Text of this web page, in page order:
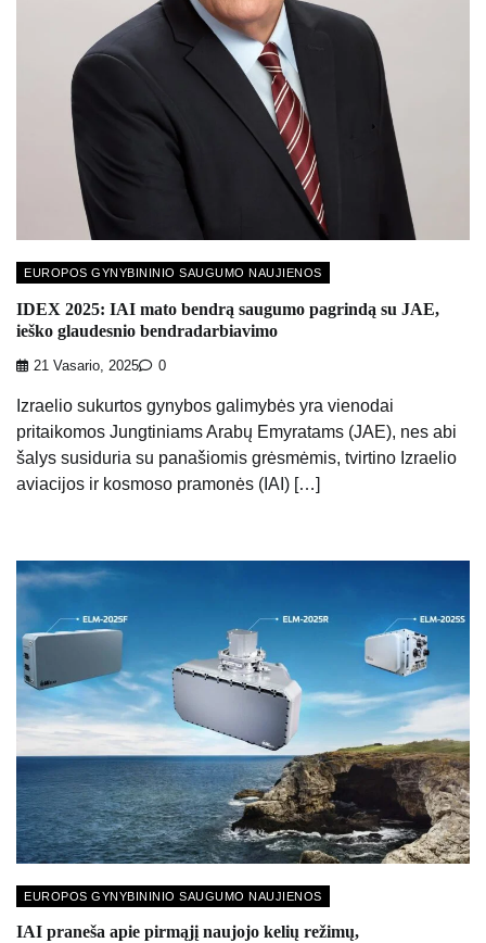
EUROPOS GYNYBININIO SAUGUMO NAUJIENOS
IDEX 2025: IAI mato bendrą saugumo pagrindą su JAE,
ieško glaudesnio bendradarbiavimo
21 Vasario, 2025 0
Izraelio sukurtos gynybos galimybės yra vienodai
pritaikomos Jungtiniams Arabų Emyratams (JAE), nes abi
šalys susiduria su panašiomis grėsmėmis, tvirtino Izraelio
aviacijos ir kosmoso pramonės (IAI) […]
EUROPOS GYNYBININIO SAUGUMO NAUJIENOS
IAI praneša apie pirmąjį naujojo kelių režimų,